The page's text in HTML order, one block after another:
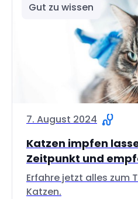
Gut zu wissen
7. August 2024
Katzen impfen
Zeitpunkt und
Erfahre jetzt alles zum
Katzen.